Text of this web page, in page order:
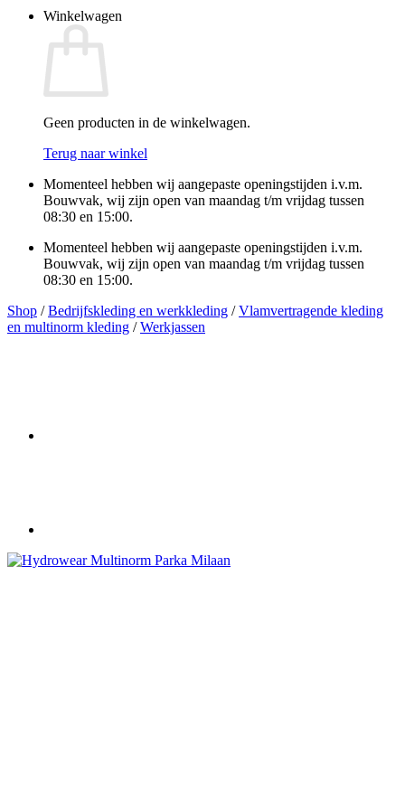
Winkelwagen
Geen producten in de winkelwagen.
Terug naar winkel
Momenteel hebben wij aangepaste openingstijden i.v.m.
Bouwvak, wij zijn open van maandag t/m vrijdag tussen
08:30 en 15:00.
Momenteel hebben wij aangepaste openingstijden i.v.m.
Bouwvak, wij zijn open van maandag t/m vrijdag tussen
08:30 en 15:00.
Shop / Bedrijfskleding en werkkleding / Vlamvertragende kleding
en multinorm kleding / Werkjassen